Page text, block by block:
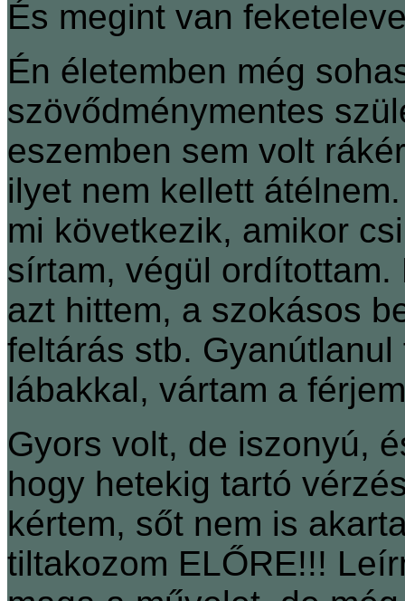
És megint van
Én életemben még
szövődménymentes
eszemben sem volt
ilyet nem kellett
mi következik, amikor
sírtam, végül
azt hittem, a szokásos
feltárás stb.
lábakkal, vártam a
Gyors volt, de iszonyú,
hogy hetekig tartó
kértem, sőt nem is
tiltakozom ELŐRE!!!